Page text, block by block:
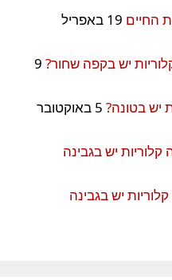
19 באפריל
יש בקפה שחור? 9
יש בטונה?
5 באוקטובר
יש בגבינה
יש בגבינה